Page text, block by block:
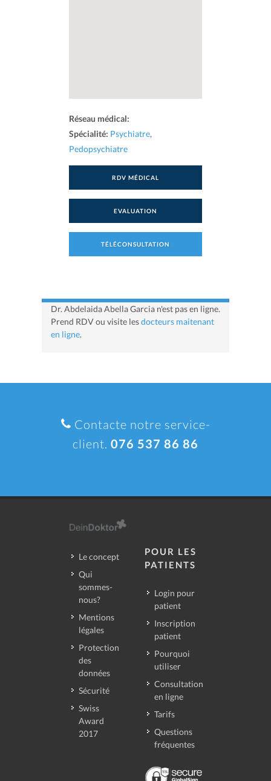
Réseau médical:
Spécialité: Psychiatre,
Pedopsychiatre
RDV MÉDICAL
EVALUATION
TÉLÉCONSULTATION
Dr. Abdelaida Abella Garcia n'est pas en ligne.
Prend RDV ou visite lesdocteurs maitenant
en ligne.
Contacte notre service-
client. 076 537 86 86
Le concept
Qui
sommes-
nous?
Mentions
légales
Protection
des
données
Sécurité
Swiss
Award
2017
POUR LES
PATIENTS
Login pour
patient
Inscription
patient
Pourquoi
utiliser
Consultation
en ligne
Tarifs
Questions
fréquentes